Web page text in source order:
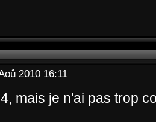
2010 16:11
mais je n'ai pas trop